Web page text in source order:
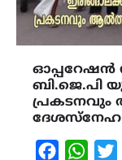
ഓപ്പറേഷൻ
ബി.ജെ.പി
ദേശസ്നേഹ
Facebook